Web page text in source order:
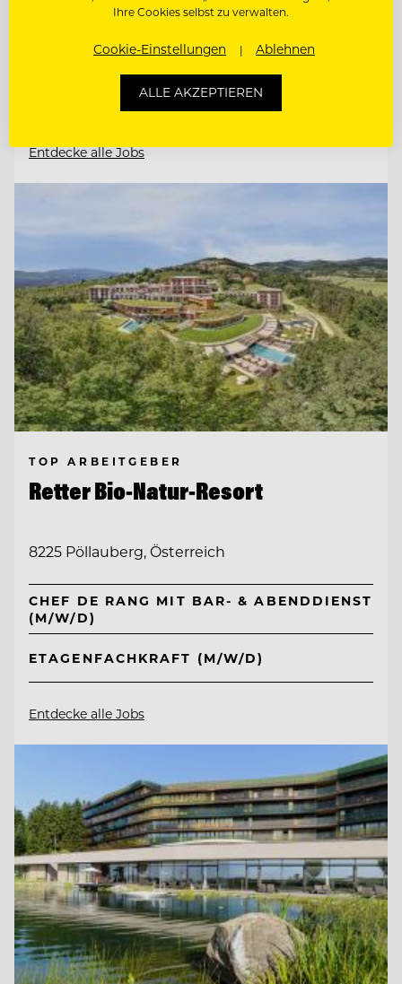
CHEF DE RANG (M/W/D)
KÜCHENCHEF A LA CARTE (M/W/D)
Entdecke alle Jobs
TOP ARBEITGEBER
Retter Bio-Natur-Resort
8225 Pöllauberg, Österreich
CHEF DE RANG MIT BAR- & ABENDDIENST
(M/W/D)
ETAGENFACHKRAFT (M/W/D)
Entdecke alle Jobs
Ihre Cookies selbst zu verwalten.
Cookie-Einstellungen Ablehnen
ALLE AKZEPTIEREN